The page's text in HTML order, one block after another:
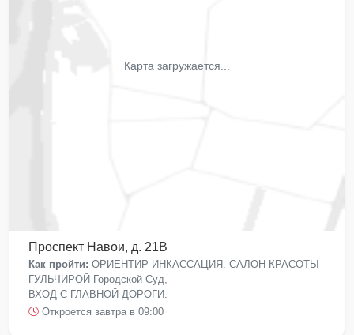
Карта загружается...
Проспект Навои, д. 21В
Как пройти: ОРИЕНТИР ИНКАССАЦИЯ. САЛОН КРАСОТЫ
ГУЛЬЧИРОЙ Городской Суд,
ВХОД С ГЛАВНОЙ ДОРОГИ.
Откроется завтра в 09:00